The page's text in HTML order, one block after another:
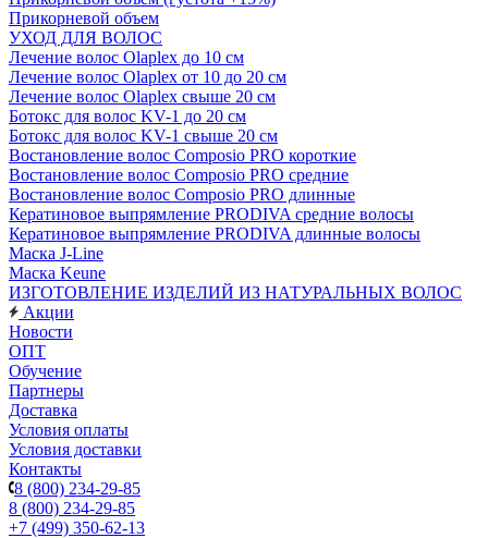
Прикорневой объем
УХОД ДЛЯ ВОЛОС
Лечение волос Olapleх до 10 см
Лечение волос Olapleх от 10 до 20 см
Лечение волос Olapleх свыше 20 см
Ботокс для волос KV-1 до 20 см
Ботокс для волос KV-1 свыше 20 см
Востановление волос Composio PRO короткие
Востановление волос Composio PRO средние
Востановление волос Composio PRO длинные
Кератиновое выпрямление PRODIVA средние волосы
Кератиновое выпрямление PRODIVA длинные волосы
Маска J-Line
Маска Keune
ИЗГОТОВЛЕНИЕ ИЗДЕЛИЙ ИЗ НАТУРАЛЬНЫХ ВОЛОС
Акции
Новости
ОПТ
Обучение
Партнеры
Доставка
Условия оплаты
Условия доставки
Контакты
8 (800) 234-29-85
8 (800) 234-29-85
+7 (499) 350-62-13